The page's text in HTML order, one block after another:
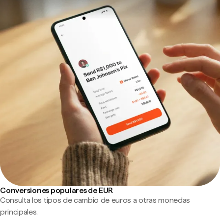
Conversiones populares de EUR
Consulta los tipos de cambio de euros a otras monedas
principales.